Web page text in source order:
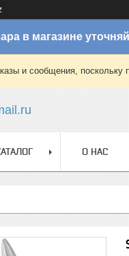
в магазине
и сообщения,
О НАС